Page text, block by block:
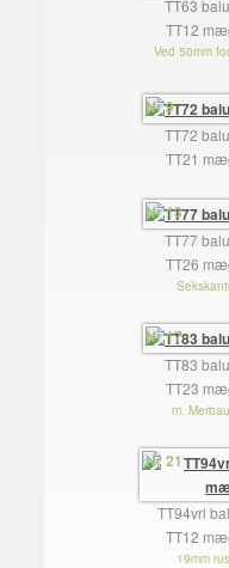
TT63
TT12
Ved 50mm
TT72
TT21
Nr 9
TT77
TT26
Nr 13
TT83
TT23
m.
Nr 17
TT94vrl
TT12
19mm
Nr 21